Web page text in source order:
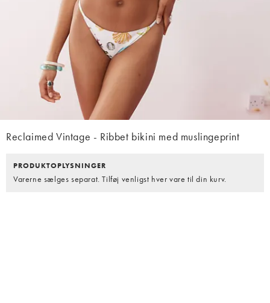
Reclaimed Vintage - Ribbet bikini med muslingeprint
PRODUKTOPLYSNINGER
Varerne sælges separat. Tilføj venligst hver vare til din kurv.